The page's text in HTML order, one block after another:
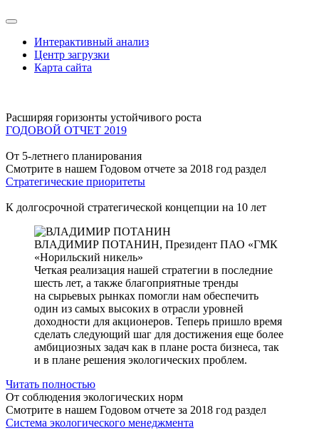
Интерактивный анализ
Центр загрузки
Карта сайта
Расширяя горизонты устойчивого роста
ГОДОВОЙ ОТЧЕТ 2019
От 5-летнего планирования
Смотрите в нашем Годовом отчете за 2018 год раздел
Стратегические приоритеты
К долгосрочной стратегической концепции на 10 лет
ВЛАДИМИР ПОТАНИН, Президент ПАО «ГМК
«Норильский никель»
Четкая реализация нашей стратегии в последние
шесть лет, а также благоприятные тренды
на сырьевых рынках помогли нам обеспечить
один из самых высоких в отрасли уровней
доходности для акционеров. Теперь пришло время
сделать следующий шаг для достижения еще более
амбициозных задач как в плане роста бизнеса, так
и в плане решения экологических проблем.
Читать полностью
От соблюдения экологических норм
Смотрите в нашем Годовом отчете за 2018 год раздел
Система экологического менеджмента